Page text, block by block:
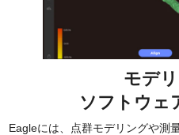
モデ
ソフトウェ
Eagleには、点群モデリングや測